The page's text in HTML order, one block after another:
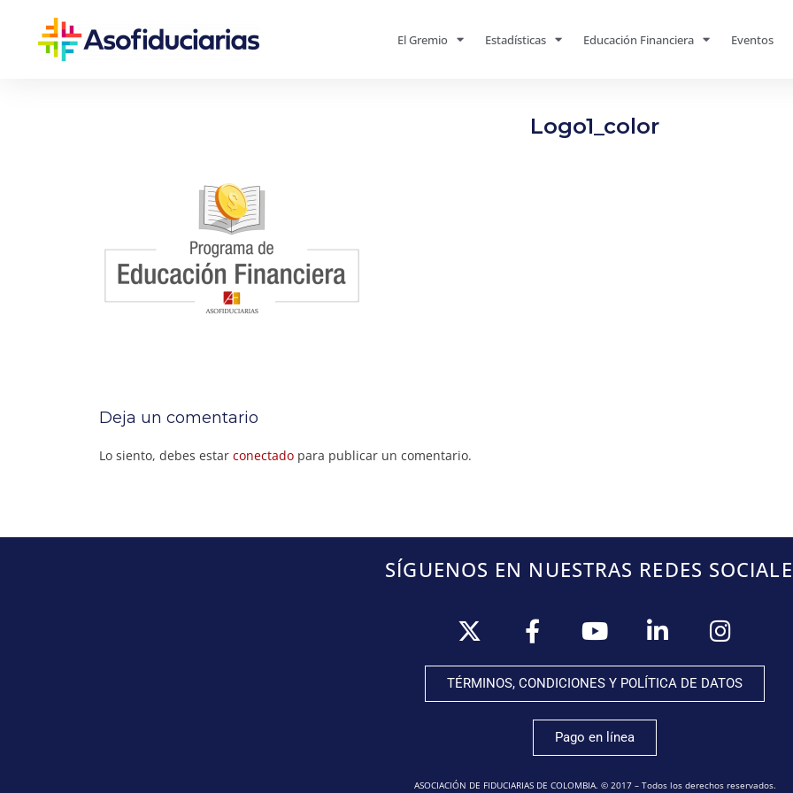
El Gremio Estadísticas Educación Financiera Eventos
Logo1_color
Deja un comentario
Lo siento, debes estar conectado para publicar un comentario.
SÍGUENOS EN NUESTRAS REDES
TÉRMINOS, CONDICIONES Y POLÍTICA DE DATOS
Pago en línea
ASOCIACIÓN DE FIDUCIARIAS DE COLOMBIA. © 2017 – Todos los derechos reservados.